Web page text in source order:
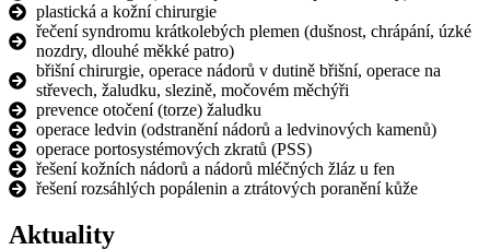
plastická a kožní chirurgie
řečení syndromu krátkolebých plemen (dušnost, chrápání, úzké
nozdry, dlouhé měkké patro)
břišní chirurgie, operace nádorů v dutině břišní, operace na
střevech, žaludku, slezině, močovém měchýři
prevence otočení (torze) žaludku
operace ledvin (odstranění nádorů a ledvinových kamenů)
operace portosystémových zkratů (PSS)
řešení kožních nádorů a nádorů mléčných žláz u fen
řešení rozsáhlých popálenin a ztrátových poranění kůže
Aktuality